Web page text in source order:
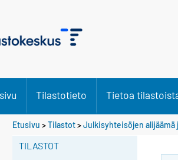
Tilastotieto Tietoa
Etusivu >Tilastot>Julkisyhteisöjen alijäämä
TILASTOT